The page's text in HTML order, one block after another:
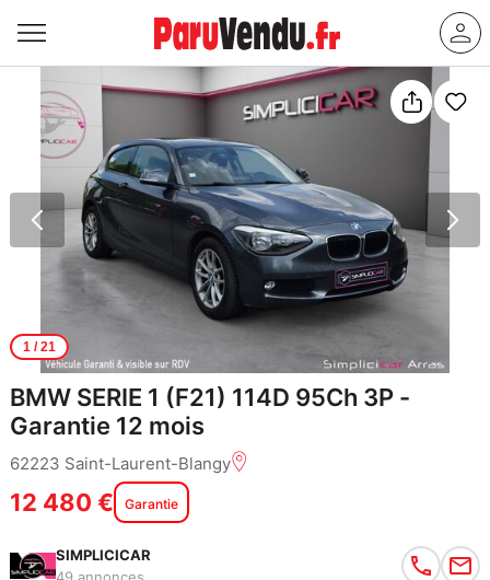
1/ 21
BMW SERIE 1 (F21) 114D 95Ch 3P -
Garantie 12 mois
62223 Saint-Laurent-Blangy
12 480 € Garantie
SIMPLICICAR